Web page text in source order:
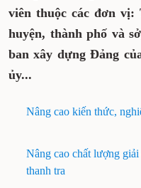
viên thuộc các đơn
huyện, thành phố và
ban xây dựng Đảng
ủy...
Nâng cao kiến thức,
Nâng cao chất lượng
thanh tra